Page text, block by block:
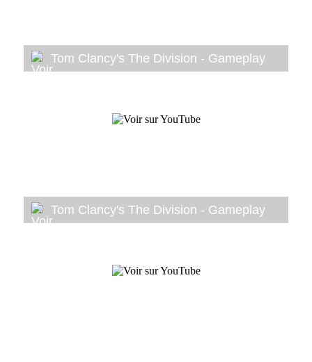
Tom Clancy's The Division - Gameplay
Tom Clancy's The Division - Gameplay